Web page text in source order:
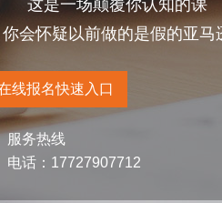
这是一场颠覆你认知的课
你会怀疑以前做的是假的亚马
线报名快速入口
服务热线
电话：17727907712